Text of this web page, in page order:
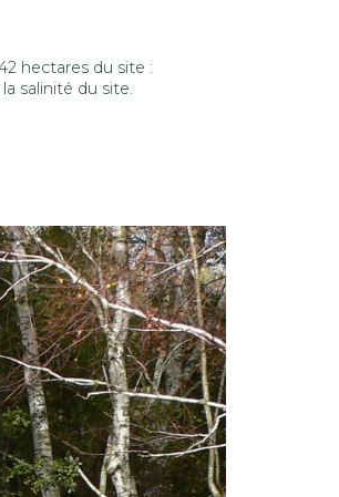
hectares du site :
salinité du site.